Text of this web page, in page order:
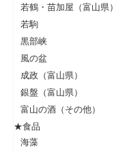
若鶴・苗加屋（富山県）
若駒
黒部峡
風の盆
成政（富山県）
銀盤（富山県）
富山の酒（その他）
★食品
海藻